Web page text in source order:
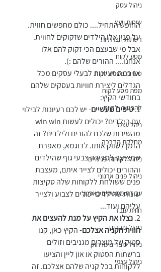
ניהול עסק
שיחות ייעץ
רשתות חברתיות
מסע לקוח
טעויות במסע לקוח
מפת מסע לקוח
להבטיח ולקיים
ניהל עצמי
מחלקת הדרכה
ניהול לקוחות פנימיים
ניהול פנים ארגוני
עבודת ממשקים בארגון
חווית עובד
ניהול עובדים
ניהול עובדים מרחוק
ניהול עצמי
החופש התחיל.... כולם מחפשים חווית.
על פניו אלו הילדים שזקוקים לחווית.
אבל מי שבעצם הכי זקוק להם אלו
אנחנו.... ההורים שלהם :).
אז כמה רעיונות לבעלי עסקים מכל
הגדלים ליצירת חוויות בעסקים שלהם
בחודשי הקיץ:
1. טיפים מעשיים- יש לכם רעיונות לבילוי
מהשירות שלכם להורים ולילדים? זה
הזמן לשווק אותו. לדוגמא, מאפרת
שמציעה למכירה צבעי גוף שהילדים
וההורים יכולים לצייר איתם, מעצבת
פנים ששולחת ללקוחות שלה סקיצות
שונות שהילדים יכולים לצבוע ולצייר
עליהם ועוד...
2. נצלו את הקיץ על מנת להעצים את
חווית הקניה אצלכם- הקיץ כאן, קנו
סטוק של מוצרים מגניבים וזולים
ברשתות הסטוק או און ליין והציעו
ללקוחות בכל קניה שלהם אצלכם. זה